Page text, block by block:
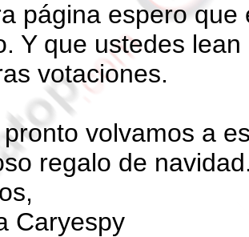
página espero
Y que ustedes
votaciones.
volvamos a
regalo de
Caryespy